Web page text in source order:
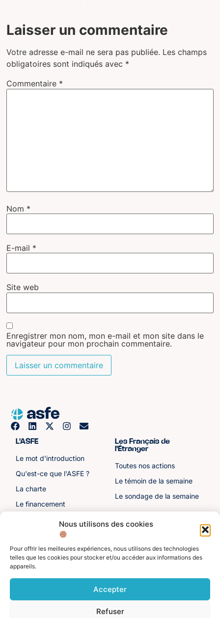
Nous utilisons des cookies
Pour offrir les meilleures expériences, nous utilisons des technologies
telles que les cookies pour stocker et/ou accéder aux informations des
appareils.
Accepter
Refuser
Laisser un commentaire
Votre adresse e-mail ne sera pas publiée. Les champs
obligatoires sont indiqués avec *
Commentaire *
Nom *
E-mail *
Site web
Enregistrer mon nom, mon e-mail et mon site dans le
navigateur pour mon prochain commentaire.
L'ASFE
Le mot d'introduction
Qu'est-ce que l'ASFE ?
La charte
Le financement
Les sénateurs
Les Français de
l'Étranger
Toutes nos actions
Le témoin de la semaine
Le sondage de la semaine
Autre liens
Toutes les ressources
Contactez-nous
Divers
personnelles
Mentions légales